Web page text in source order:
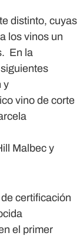
distinto, cuyas
los vinos un
En la
y
vino de corte
Malbec y
certificación
el primer